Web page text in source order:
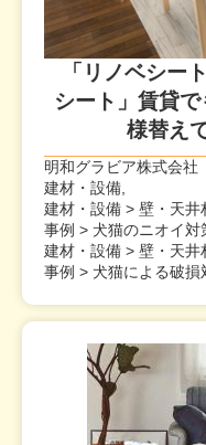
「リノベシー
シート」賃貸
様替え
明和グラビア株式会社
建材・設備,
建材・設備 > 壁・天井
事例 > 犬猫のニオイ対
建材・設備 > 壁・天井
事例 > 犬猫による破損